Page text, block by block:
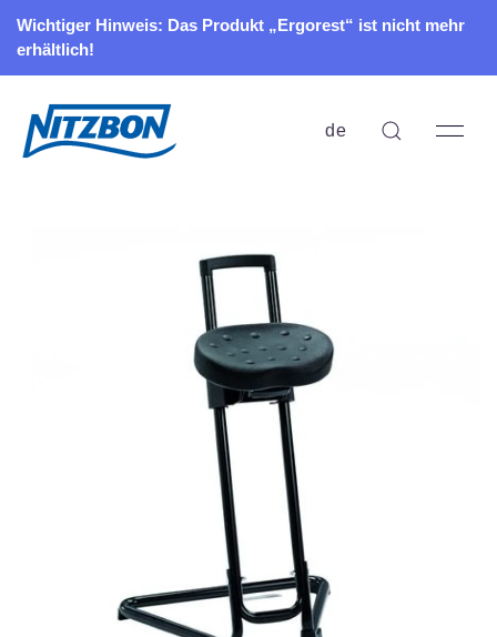
Wichtiger Hinweis: Das Produkt „Ergorest“ ist nicht mehr
erhältlich!
de